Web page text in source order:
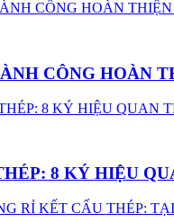
CÔNG HOÀN
8 KÝ HIỆU